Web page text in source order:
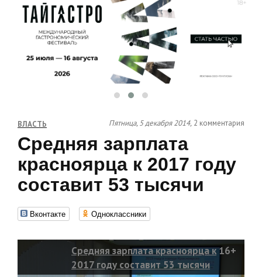
ВЛАСТЬ Пятница, 5 декабря 2014, 2 комментария
Средняя зарплата
красноярца к 2017 году
составит 53 тысячи
Вконтакте Одноклассники
Средняя зарплата красноярца к
2017 году составит 53 тысячи
16+